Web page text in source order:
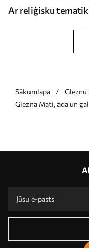
Ar reliģisku
Sākumlapa
Glezna Mati, āda un